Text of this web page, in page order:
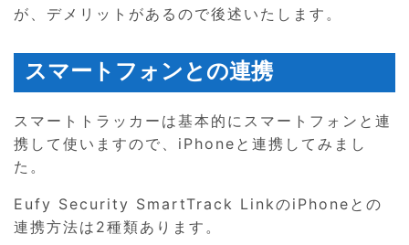
が、デメリットがあるので後述いたします。
スマートフォンとの連携
スマートトラッカーは基本的にスマートフォンと連
携して使いますので、iPhoneと連携してみまし
た。
Eufy Security SmartTrack LinkのiPhoneとの
連携方法は2種類あります。